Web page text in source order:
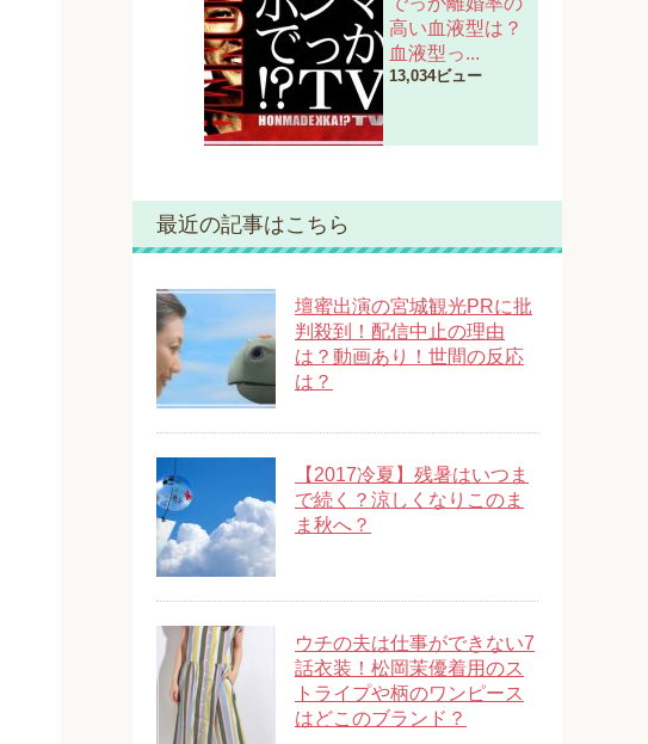
高い血液型は？
血液型っ...
13,034ビュー
最近の記事はこちら
壇蜜出演の宮城観光PRに批
判殺到！配信中止の理由
は？動画あり！世間の反応
は？
【2017冷夏】残暑はいつま
で続く？涼しくなりこのま
ま秋へ？
ウチの夫は仕事ができない7
話衣装！松岡茉優着用のス
トライプや柄のワンピース
はどこのブランド？